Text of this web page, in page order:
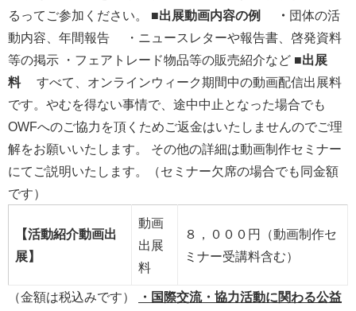
るってご参加ください。 ■出展動画内容の例 ・ 団体の活
動内容、年間報告
・ニュースレターや報告書、啓発資料
等の掲示 ・フェアトレード物品等の販売紹介など ■出展
料
すべて、オンラインウィーク期間中の動画配信出展料
です。やむを得ない事情で、途中中止となった場合でも
OWFへのご協力を頂くためご返金はいたしませんのでご理
解をお願いいたします。 その他の詳細は動画制作セミナー
にてご説明いたします。（セミナー欠席の場合でも同金額
です）
【活動紹介動画出
展】
動画
出展
料
８，０００円（動画制作セ
ミナー受講料含む）
（金額は税込みです） ・ 国際交流・協力活動に関わる公益